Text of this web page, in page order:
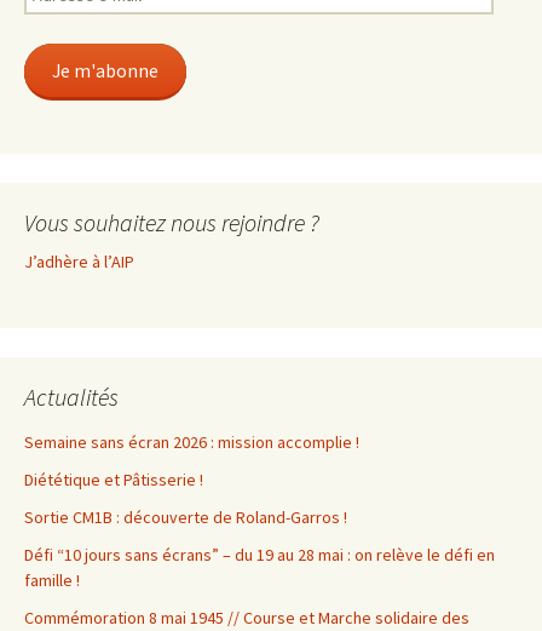
e-
Je m'abonne
Vous souhaitez nous rejoindre ?
J’adhère à l’AIP
Actualités
Semaine sans écran 2026 : mission accomplie !
Diététique et Pâtisserie !
Sortie CM1B : découverte de Roland-Garros !
Défi “10 jours sans écrans” – du 19 au 28 mai : on relève le défi en
famille !
Commémoration 8 mai 1945 // Course et Marche solidaire des